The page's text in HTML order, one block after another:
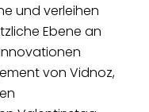
und verleihen
Ebene an
von Vidnoz,